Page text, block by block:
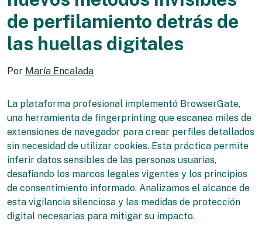
de perfilamiento detrás de
las huellas digitales
Por María Encalada
La plataforma profesional implementó BrowserGate,
una herramienta de fingerprinting que escanea miles de
extensiones de navegador para crear perfiles detallados
sin necesidad de utilizar cookies. Esta práctica permite
inferir datos sensibles de las personas usuarias,
desafiando los marcos legales vigentes y los principios
de consentimiento informado. Analizamos el alcance de
esta vigilancia silenciosa y las medidas de protección
digital necesarias para mitigar su impacto.